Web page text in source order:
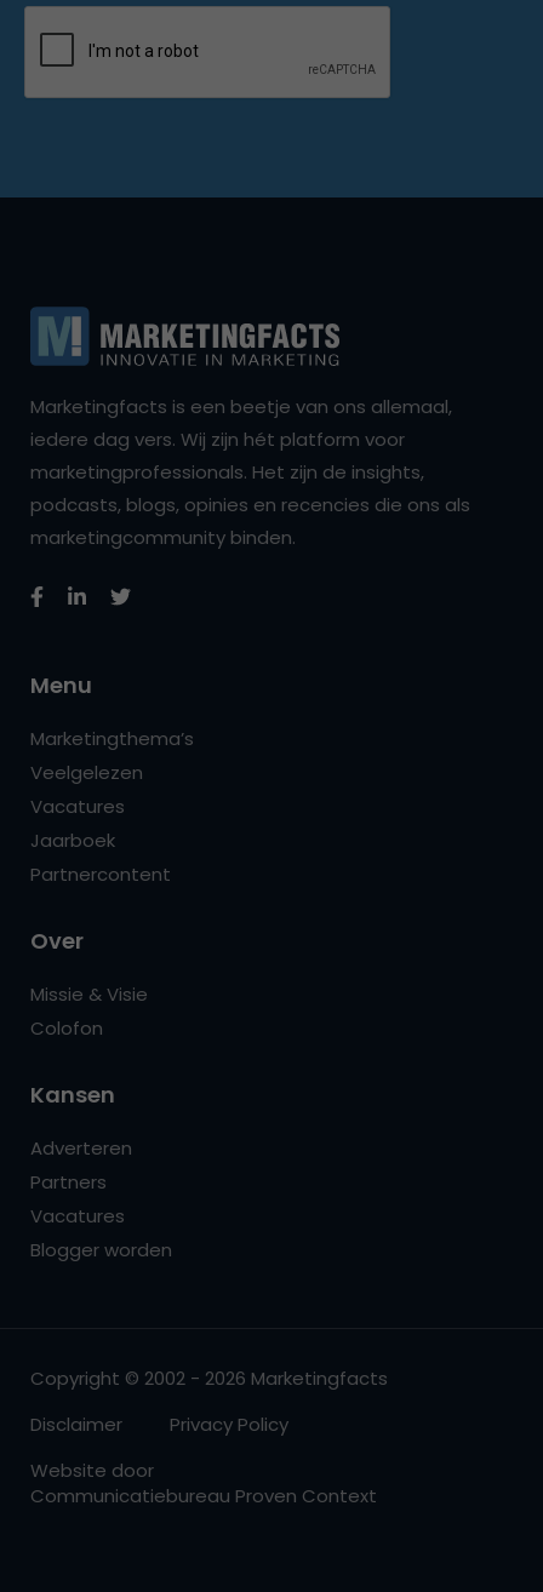
Marketingfacts is een beetje van ons allemaal,
iedere dag vers. Wij zijn hét platform voor
marketingprofessionals. Het zijn de insights,
podcasts, blogs, opinies en recencies die ons als
marketingcommunity binden.
Menu
Marketingthema’s
Veelgelezen
Vacatures
Jaarboek
Partnercontent
Over
Missie & Visie
Colofon
Kansen
Adverteren
Partners
Vacatures
Blogger worden
Copyright © 2002 - 2026 Marketingfacts
Disclaimer
Privacy Policy
Website door
Communicatiebureau Proven Context